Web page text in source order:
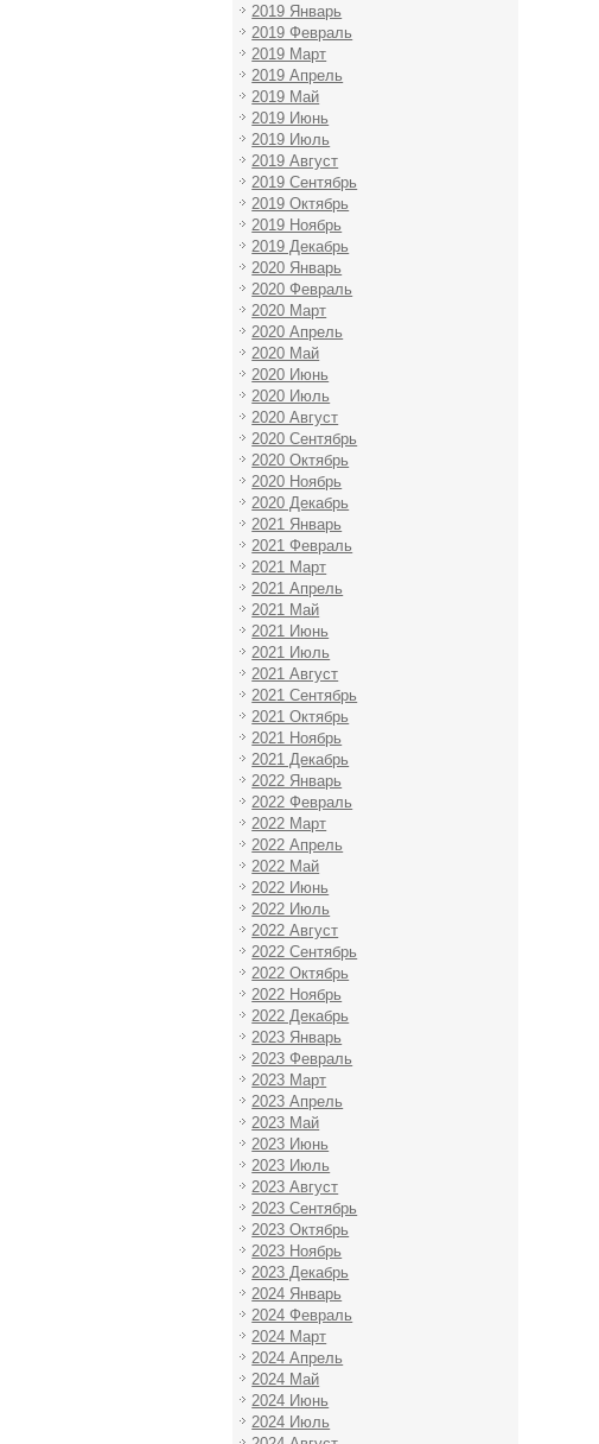
2019 Январь
2019 Февраль
2019 Март
2019 Апрель
2019 Май
2019 Июнь
2019 Июль
2019 Август
2019 Сентябрь
2019 Октябрь
2019 Ноябрь
2019 Декабрь
2020 Январь
2020 Февраль
2020 Март
2020 Апрель
2020 Май
2020 Июнь
2020 Июль
2020 Август
2020 Сентябрь
2020 Октябрь
2020 Ноябрь
2020 Декабрь
2021 Январь
2021 Февраль
2021 Март
2021 Апрель
2021 Май
2021 Июнь
2021 Июль
2021 Август
2021 Сентябрь
2021 Октябрь
2021 Ноябрь
2021 Декабрь
2022 Январь
2022 Февраль
2022 Март
2022 Апрель
2022 Май
2022 Июнь
2022 Июль
2022 Август
2022 Сентябрь
2022 Октябрь
2022 Ноябрь
2022 Декабрь
2023 Январь
2023 Февраль
2023 Март
2023 Апрель
2023 Май
2023 Июнь
2023 Июль
2023 Август
2023 Сентябрь
2023 Октябрь
2023 Ноябрь
2023 Декабрь
2024 Январь
2024 Февраль
2024 Март
2024 Апрель
2024 Май
2024 Июнь
2024 Июль